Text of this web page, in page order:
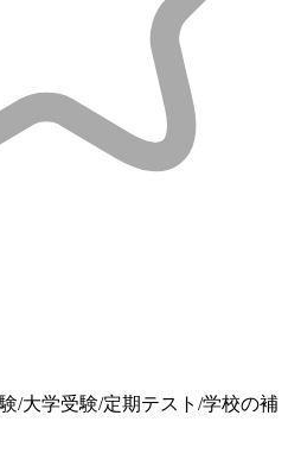
/大学受験/定期テスト/学校の補